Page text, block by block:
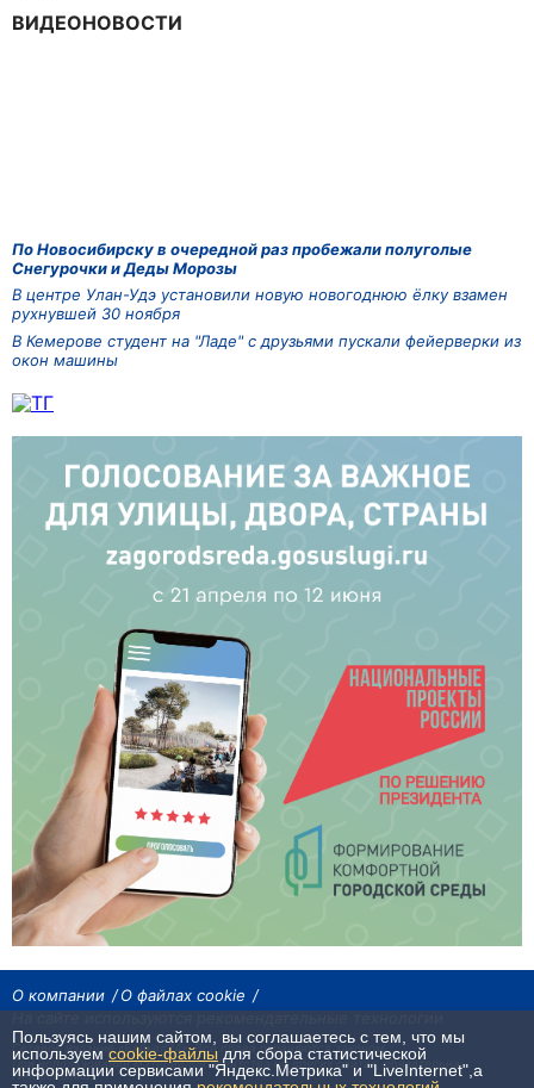
ВИДЕОНОВОСТИ
По Новосибирску в очередной раз пробежали полуголые
Снегурочки и Деды Морозы
В центре Улан-Удэ установили новую новогоднюю ёлку взамен
рухнувшей 30 ноября
В Кемерове студент на "Ладе" с друзьями пускали фейерверки из
окон машины
О компании
О файлах cookie
Сетевое издание «Байкал24». Все права охраняются законом.
При использовании материалов агентства на других сайтах, обязательна
гиперссылка.
Пользуясь нашим сайтом, вы соглашаетесь с тем, что мы
используем cookie-файлы для сбора статистической
информации сервисами "Яндекс.Метрика" и "LiveInternet",а